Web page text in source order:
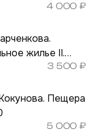
4 000₽
жилье II.
3 500₽
Пещера
5 000₽